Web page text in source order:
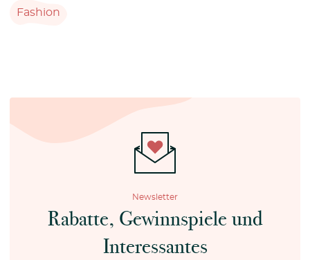
Fashion
Newsletter
Rabatte, Gewinnspiele und
Interessantes